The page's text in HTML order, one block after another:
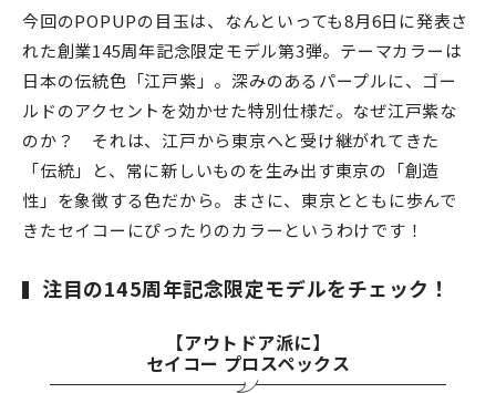
今回のPOPUPの目玉は、なんといっても8月6日に発表さ
れた創業145周年記念限定モデル第3弾。テーマカラーは
日本の伝統色「江戸紫」。深みのあるパープルに、ゴー
ルドのアクセントを効かせた特別仕様だ。なぜ江戸紫な
のか？ それは、江戸から東京へと受け継がれてきた
「伝統」と、常に新しいものを生み出す東京の「創造
性」を象徴する色だから。まさに、東京とともに歩んで
きたセイコーにぴったりのカラーというわけです！
注目の145周年記念限定モデルをチェック！
【アウトドア派に】
セイコー プロスペックス